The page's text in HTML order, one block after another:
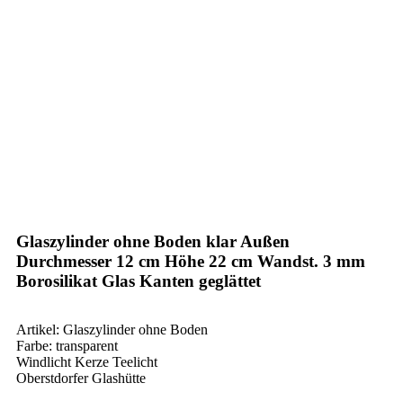
Glaszylinder ohne Boden klar Außen
Durchmesser 12 cm Höhe 22 cm Wandst. 3 mm
Borosilikat Glas Kanten geglättet
Artikel: Glaszylinder ohne Boden
Farbe: transparent
Windlicht Kerze Teelicht
Oberstdorfer Glashütte